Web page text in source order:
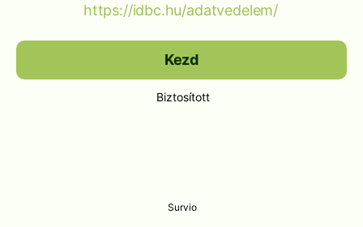
https://idbc.hu/adatvedelem/
Kezd
Biztosított
Survio